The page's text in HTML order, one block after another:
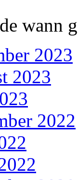
wann
2023
2023
2022